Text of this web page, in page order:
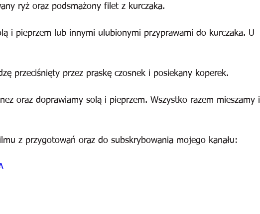
ryż oraz podsmażony filet z kurczaka.
i pieprzem lub innymi ulubionymi przyprawami do kurczaka. U
przeciśnięty przez praskę czosnek i posiekany koperek.
oraz doprawiamy solą i pieprzem. Wszystko razem mieszamy i
z przygotowań oraz do subskrybowania mojego kanału: